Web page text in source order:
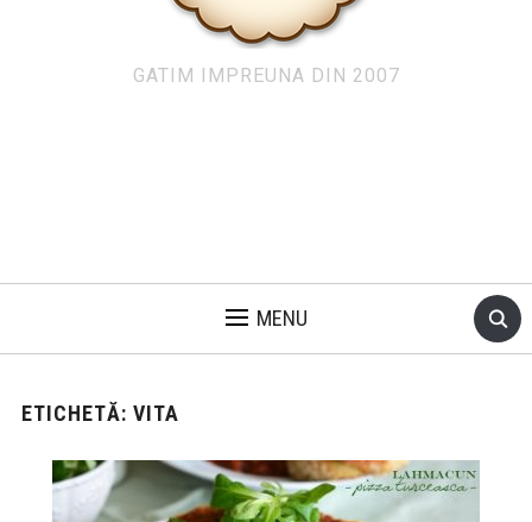
GATIM IMPREUNA DIN 2007
MENU
ETICHETĂ: VITA